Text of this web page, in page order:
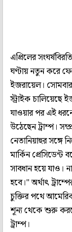
এপ্রিলের
ঘণ্টায় নতুন করে
ইজরায়েল।
স্ট্রাইক চালিয়েছে
যাওয়ার পর এই
উঠেছেন ট্রাম্প।
নেতানিয়াহুর সঙ্গে
মার্কিন
সাবধান হয়ে যাও।
হবে।" অর্থাৎ
চুক্তির পথে
শূন্য থেকে শুরু
ট্রাম্প।